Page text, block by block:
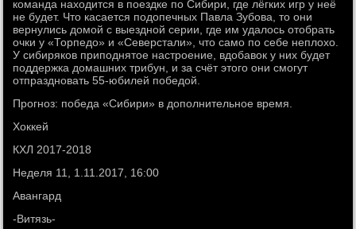
команда находится в поездке по Сибири, где лёгких игр у неё
не будет. Что касается подопечных Павла Зубова, то они
вернулись домой с выездной серии, где им удалось отобрать
очки у «Торпедо» и «Северстали», что само по себе неплохо.
У сибиряков приподнятое настроение, вдобавок у них будет
поддержка домашних трибун, и за счёт этого они смогут
отпраздновать 55-юбилей победой.
Прогноз: победа «Сибири» в дополнительное время.
Хоккей
КХЛ 2017-2018
Неделя 11, 1.11.2017, 16:00
Авангард
-Витязь-